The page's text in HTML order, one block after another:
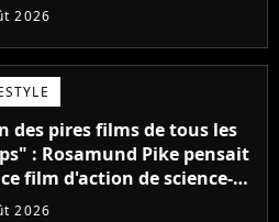
la porte pour "différends
2026
des pires films de tous les
: Rosamund Pike pensait
film d'action de science-
avec Dwayne Johnson
2026